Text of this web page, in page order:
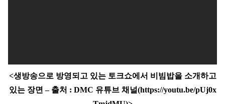
<생방송으로 방영되고 있는 토크쇼에서 비빔밥을 소개하고
있는 장면– 출처 : DMC 유튜브 채널(https://youtu.be/pUj0x